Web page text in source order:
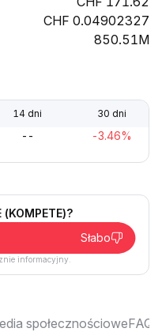
0.04902327
850.51M
14 dni 30 dni
-- -3.46%
Słabo
informacyjny.
społecznościoweFAQ